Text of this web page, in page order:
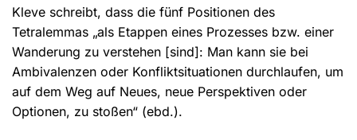
Kleve schreibt, dass die fünf Positionen des
Tetralemmas „als Etappen eines Prozesses bzw. einer
Wanderung zu verstehen [sind]: Man kann sie bei
Ambivalenzen oder Konfliktsituationen durchlaufen, um
auf dem Weg auf Neues, neue Perspektiven oder
Optionen, zu stoßen“ (ebd.).